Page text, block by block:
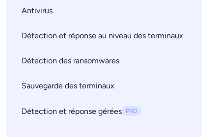
Antivirus
Détection et réponse au niveau des terminaux
Détection des ransomwares
Sauvegarde des terminaux
Détection et réponse gérées PRO